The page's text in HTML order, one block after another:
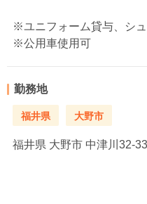
※ユニフォーム貸与、シュ
※公用車使用可
勤務地
福井県 大野市
福井県 大野市 中津川32-33